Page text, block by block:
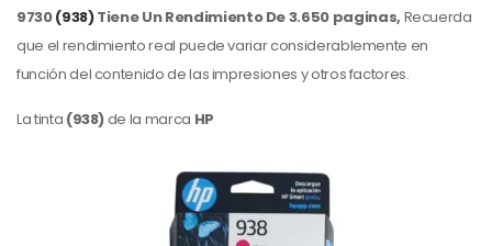
9730(938)Tiene Un Rendimiento De 3.650 paginas, Recuerda
que el rendimiento real puede variar considerablemente en
función del contenido de las impresiones y otros factores.
La tinta (938)de la marca HP